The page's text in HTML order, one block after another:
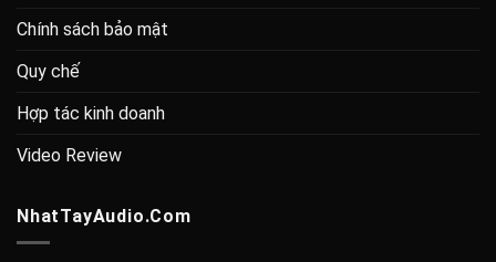
Chính sách bảo mật
Quy chế
Hợp tác kinh doanh
Video Review
NhatTayAudio.Com